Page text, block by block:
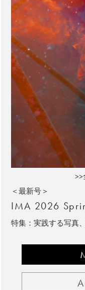
＜最新号＞
IMA 2026
特集：実践する写真